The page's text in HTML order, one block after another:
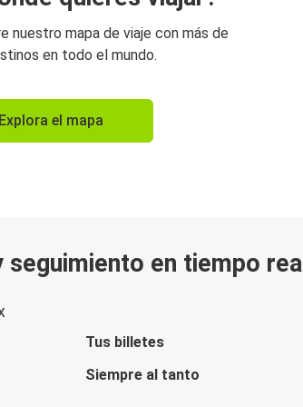
nuestro mapa de viaje con más de
en todo el mundo.
Explora el mapa
en tiempo real
Tus billetes
Siempre al tanto